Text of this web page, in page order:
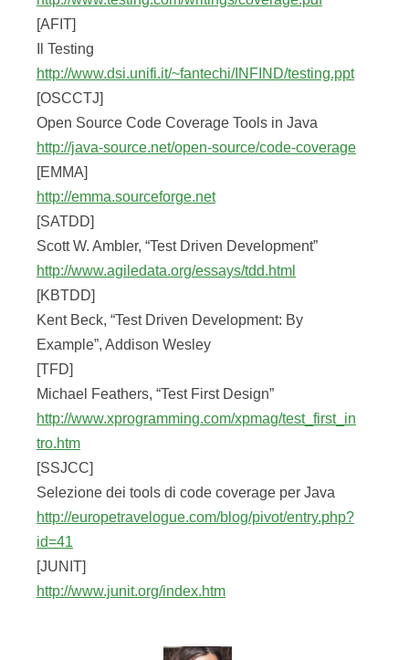
Marco Piraccini
Marco Piraccini è nato a Cesena il 09/10/1975. E‘
laureato in Ingegneria Informatica presso la facoltà di
Bologna con una tesi sull‘assessment della maturità
del processo di testing e
in Fisica Computazionale presso la facoltà di Udine
con una tesi sull‘uso di GRID per le simulazioni
Monte Carlo (nell‘ambito di un esperimento di
Attualmente lavora come Software Architect per una
società di consulenza. Il suo Blog è disponibile al
seguente indirizzo: http://darkav.blogspot.com/
Stefano Rossini
Stefano Rossini è nato a Giussano (MI) il 29/10/1970
e ha conseguito il diploma universitario in Ingegneria
Informatica presso il Politecnico di Torino. Ha
maturato più di venti anni di esperienza in diversi
progetti Enterprise mission-critical ricoprendo i ruoli di
IT Program Manager, Project Manager & Software
Architect presso importanti gruppi bancari, pubblica